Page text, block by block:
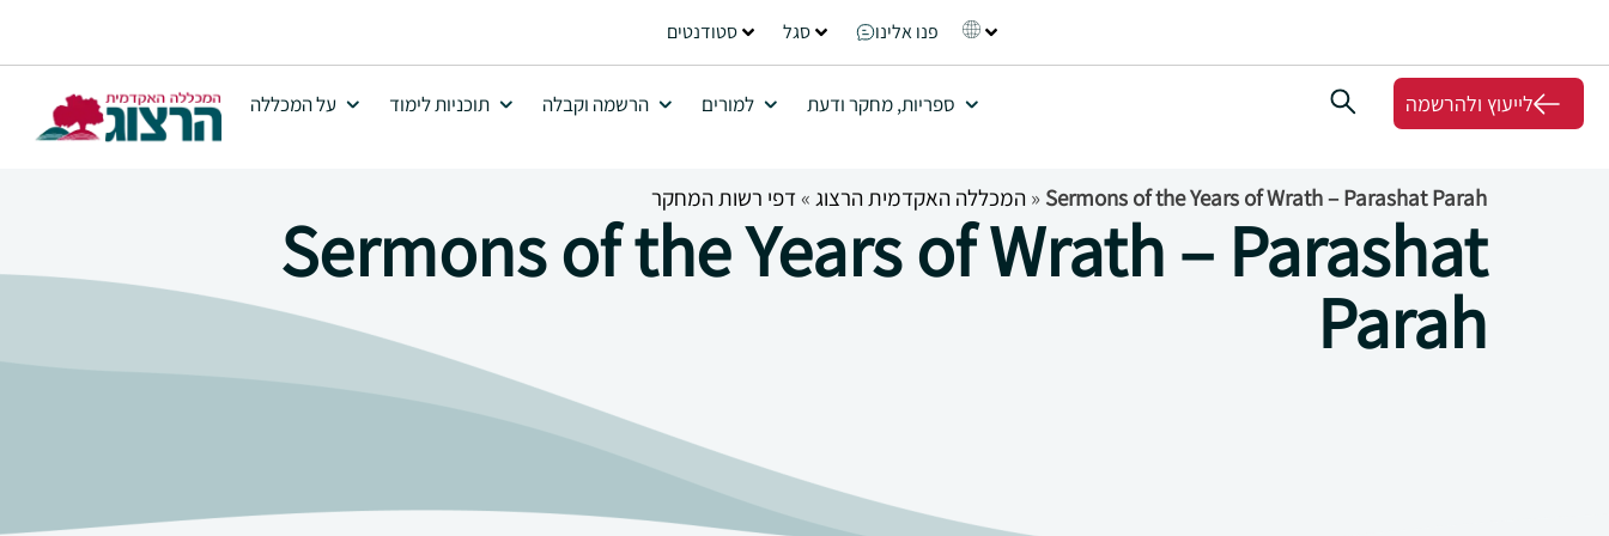
סטודנטים סגל פנו אלינו
על המכללה תוכניות לימוד הרשמה וקבלה למורים ספריות, מחקר ודעת לייעוץ ולהרשמה
Sermons of the Years of Wrath – Parashat
Parah
המכללה האקדמית הרצוג » דפי רשות המחקר » Sermons of the Years of Wrath – Parashat Parah